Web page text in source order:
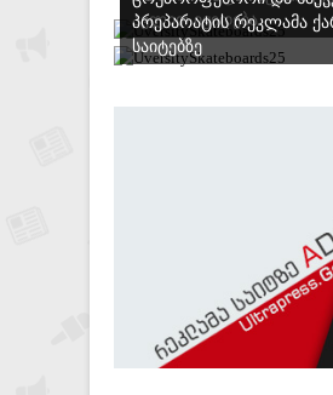
ᲐᲕᲚᲘᲗ ᲘᲧᲘᲓᲔᲑᲐ
ᲞᲠᲔᲞᲐᲠᲐᲢᲘᲡ ᲠᲔᲙᲚᲐᲛᲐ
ᲡᲐᲘᲢᲔᲑᲖᲔ